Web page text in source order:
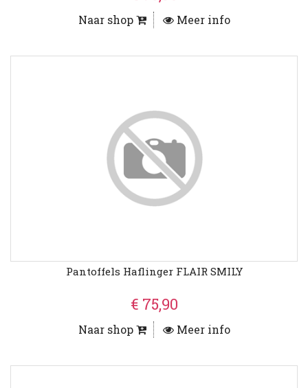
Naar shop Meer info
Pantoffels Haflinger FLAIR SMILY
€ 75,90
Naar shop Meer info